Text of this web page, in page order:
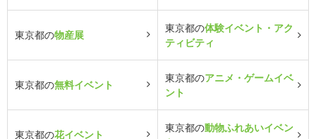
東京都の物産展
東京都の体験イベント・アク
ティビティ
東京都の無料イベント
東京都のアニメ・ゲームイベ
ント
東京都の花イベント
東京都の動物ふれあいイベン